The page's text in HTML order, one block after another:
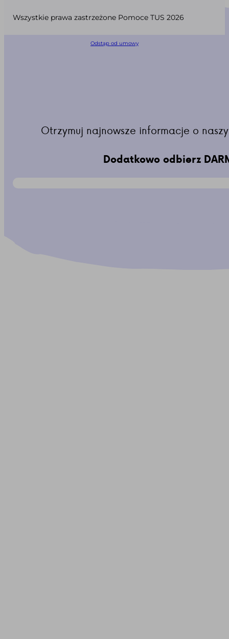
Wszystkie prawa zastrzeżone Pomoce TUS 2026
Odstąp od umowy
Otrzymuj najnowsze informacje o
Dodatkowo odbierz